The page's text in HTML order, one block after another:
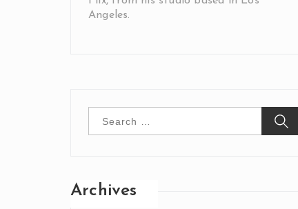
Angeles.
for:
Archives